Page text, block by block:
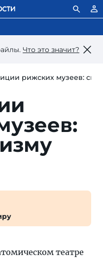
Что это значит?
рижских музеев:
театре